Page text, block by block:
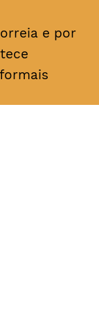
e por